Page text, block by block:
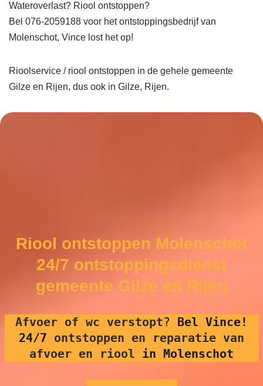
Wateroverlast? Riool ontstoppen?
Bel 076-2059188 voor het ontstoppingsbedrijf van
Molenschot, Vince lost het op!
Rioolservice / riool ontstoppen in de gehele gemeente
Gilze en Rijen, dus ook in Gilze, Rijen.
Riool ontstoppen Molenschot
24/7 ontstoppingsdienst
gemeente Gilze en Rijen
Afvoer of wc verstopt? Bel Vince!
24/7 ontstoppen en reparatie van
afvoer en riool in Molenschot